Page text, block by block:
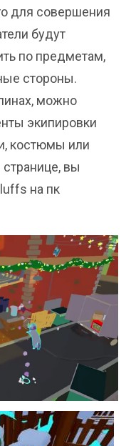
для совершения
будут
по предметам,
стороны.
можно
экипировки
костюмы или
вы
на пк